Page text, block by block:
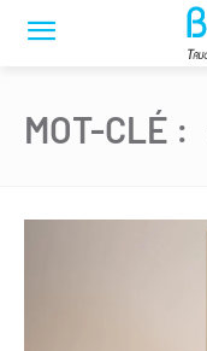
MOT-CLÉ :